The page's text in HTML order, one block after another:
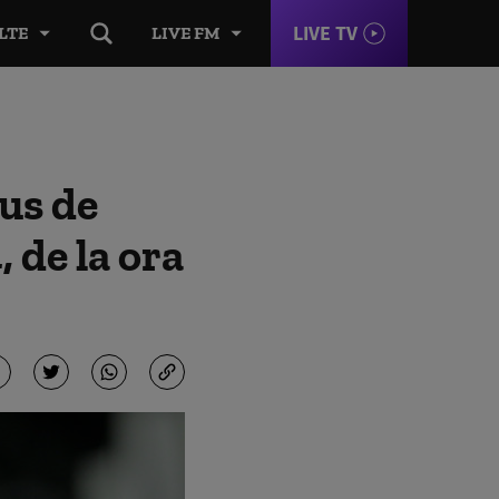
LIVE FM LIVE TV
de
de la ora